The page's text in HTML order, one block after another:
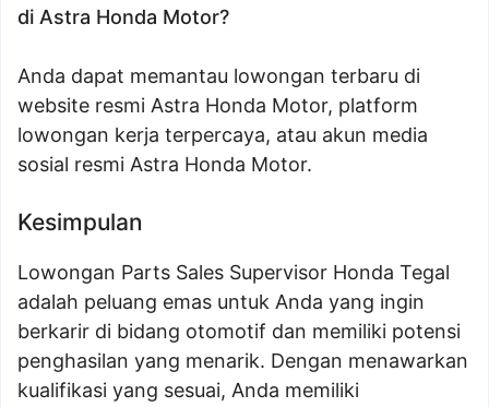
di Astra Honda Motor?
Anda dapat memantau lowongan terbaru di
website resmi Astra Honda Motor, platform
lowongan kerja terpercaya, atau akun media
sosial resmi Astra Honda Motor.
Kesimpulan
Lowongan Parts Sales Supervisor Honda Tegal
adalah peluang emas untuk Anda yang ingin
berkarir di bidang otomotif dan memiliki potensi
penghasilan yang menarik. Dengan menawarkan
kualifikasi yang sesuai, Anda memiliki